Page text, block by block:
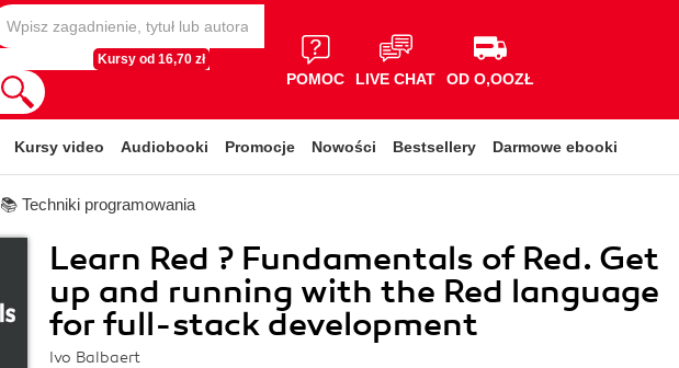
Kursy od 16,70 zł
POMOC LIVE CHAT OD O,OOZŁ
Kursy video Audiobooki Promocje Nowości Bestsellery Darmowe ebooki
📚 Techniki programowania
Learn Red ? Fundamentals of Red. Get
up and running with the Red language
for full-stack development
Ivo Balbaert